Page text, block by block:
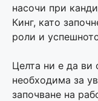
насочи при
Кинг, като
роли и
Целта ни е да ви
необходима за
започване на